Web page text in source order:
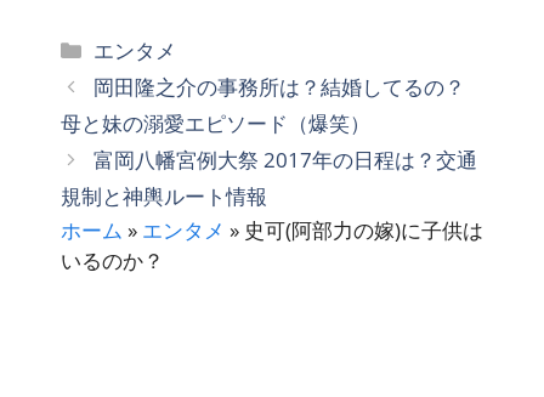
カ
テ
ゴ
リ
ー
エンタメ
岡田隆之介の事務所は？結婚してるの？
母と妹の溺愛エピソード（爆笑）
富岡八幡宮例大祭 2017年の日程は？交通
規制と神輿ルート情報
ホーム » エンタメ » 史可(阿部力の嫁)に子供は
いるのか？